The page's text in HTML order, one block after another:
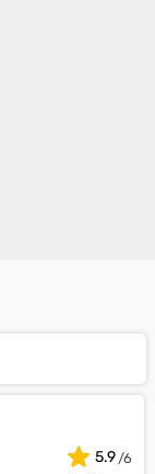
5.9